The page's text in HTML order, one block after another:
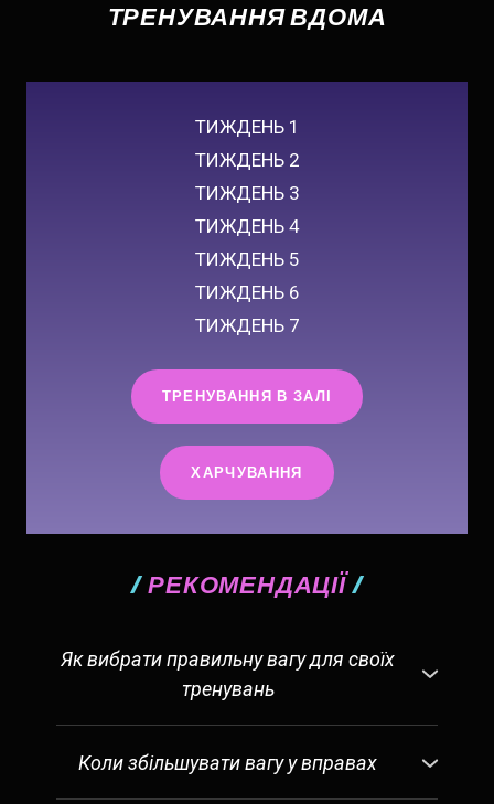
ТРЕНУВАННЯ ВДОМА
ТИЖДЕНЬ 1
ТИЖДЕНЬ 2
ТИЖДЕНЬ 3
ТИЖДЕНЬ 4
ТИЖДЕНЬ 5
ТИЖДЕНЬ 6
ТИЖДЕНЬ 7
ТРЕНУВАННЯ В ЗАЛІ
ХАРЧУВАННЯ
/РЕКОМЕНДАЦІЇ/
Як вибрати правильну вагу для своїх
тренувань
Вибір відповідної ваги для ваших
тренувань дуже індивідуальний. Я не
можу сказати вам, яку вагу
Коли збільшувати вагу у вправах
Щоб прогресувати, необхідно